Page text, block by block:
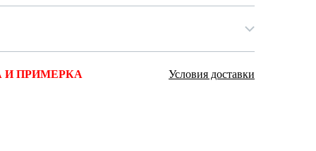
И ПРИМЕРКА Условия доставки